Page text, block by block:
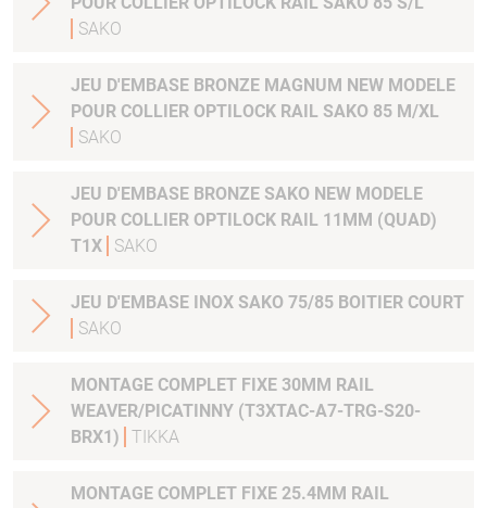
SAKO
JEU D'EMBASE BRONZE MAGNUM NEW MODELE
POUR COLLIER OPTILOCK RAIL SAKO 85 M/XL
SAKO
JEU D'EMBASE BRONZE SAKO NEW MODELE
POUR COLLIER OPTILOCK RAIL 11MM (QUAD)
T1X
SAKO
JEU D'EMBASE INOX SAKO 75/85 BOITIER COURT
SAKO
MONTAGE COMPLET FIXE 30MM RAIL
WEAVER/PICATINNY (T3XTAC-A7-TRG-S20-
BRX1)
TIKKA
MONTAGE COMPLET FIXE 25.4MM RAIL